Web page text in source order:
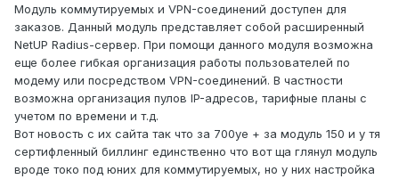
Модуль коммутируемых и VPN-соединений доступен для
заказов. Данный модуль представляет собой расширенный
NetUP Radius-сервер. При помощи данного модуля возможна
еще более гибкая организация работы пользователей по
модему или посредством VPN-соединений. В частности
возможна организация пулов IP-адресов, тарифные планы с
учетом по времени и т.д.
Вот новость с их сайта так что за 700уе + за модуль 150 и у тя
сертифленный биллинг единственно что вот ща глянул модуль
вроде токо под юних для коммутируемых, но у них настройка